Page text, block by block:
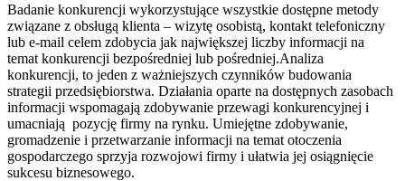
Badanie konkurencji wykorzystujące wszystkie dostępne metody
związane z obsługą klienta – wizytę osobistą, kontakt telefoniczny
lub e-mail celem zdobycia jak największej liczby informacji na
temat konkurencji bezpośredniej lub pośredniej.Analiza
konkurencji, to jeden z ważniejszych czynników budowania
strategii przedsiębiorstwa. Działania oparte na dostępnych zasobach
informacji wspomagają zdobywanie przewagi konkurencyjnej i
umacniają pozycję firmy na rynku. Umiejętne zdobywanie,
gromadzenie i przetwarzanie informacji na temat otoczenia
gospodarczego sprzyja rozwojowi firmy i ułatwia jej osiągnięcie
sukcesu biznesowego.